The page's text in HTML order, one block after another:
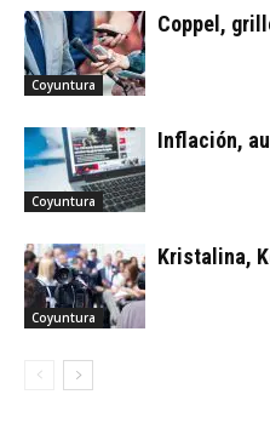
Coyuntura
Coppel,
Coyuntura
Inflación,
Coyuntura
Kristalina,